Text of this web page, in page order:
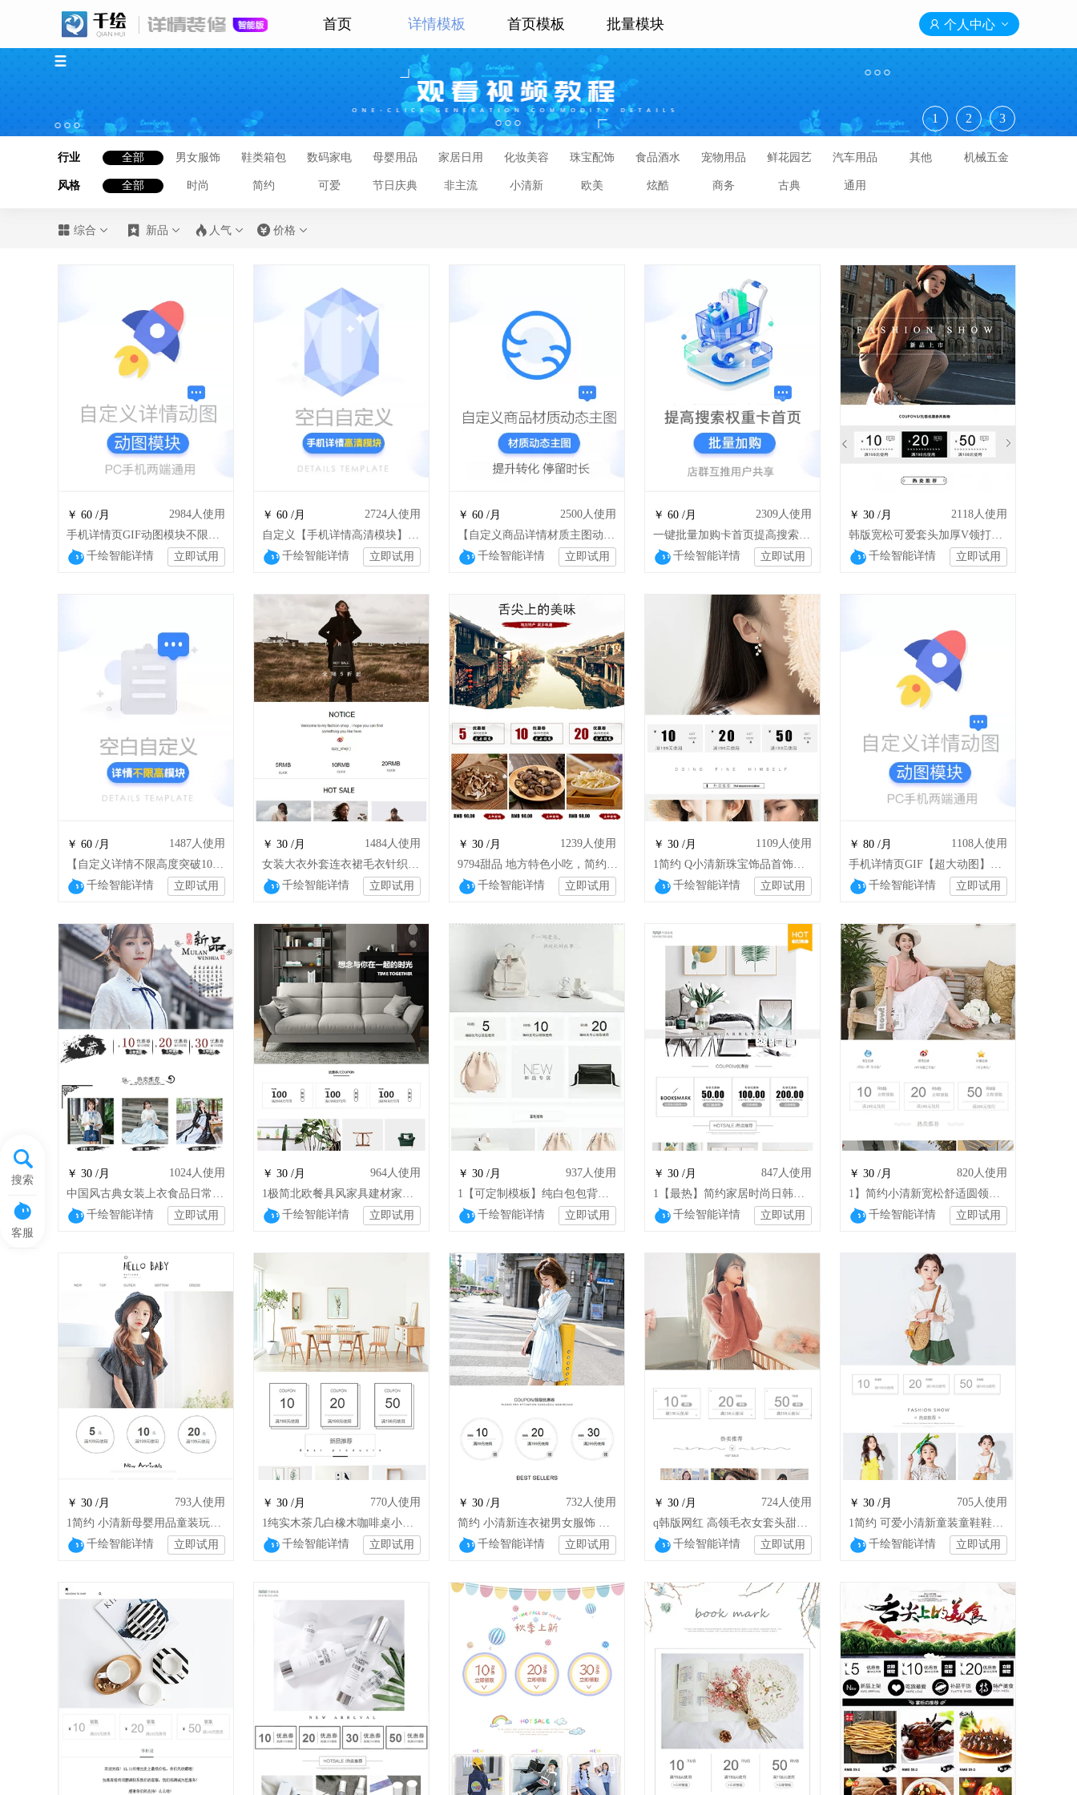
首页 详情模板 首页模板 批量模块  个人中心 
1 2 3
搜索
客服
行业 全部 男女服饰 鞋类箱包 数码家电 母婴用品 家居日用 化妆美容 珠宝配饰 食品酒水 宠物用品 鲜花园艺 汽车用品 其他 机械五金
风格 全部 时尚 简约 可爱 节日庆典 非主流 小清新 欧美 炫酷 商务 古典 通用
 综合   新品   人气   价格 
￥ 60 /月 2984人使用
手机详情页GIF动图模块不限高度数量兼容安卓苹果
千绘智能详情
立即试用
￥ 60 /月 2724人使用
自定义【手机详情高清模块】详情高清显示不压缩
千绘智能详情
立即试用
￥ 60 /月 2500人使用
【自定义商品详情材质主图动图】手机端
千绘智能详情
立即试用
￥ 60 /月 2309人使用
一键批量加购卡首页提高搜索权重一次加购10个商品
千绘智能详情
立即试用
￥ 30 /月 2118人使用
韩版宽松可爱套头加厚V领打底毛衣女男
千绘智能详情
立即试用
￥ 60 /月 1487人使用
【自定义详情不限高度突破10w】一键导入详情
千绘智能详情
立即试用
￥ 30 /月 1484人使用
女装大衣外套连衣裙毛衣针织毛呢男装欧美网红女裤T恤
千绘智能详情
立即试用
￥ 30 /月 1239人使用
9794甜品 地方特色小吃，简约古典
千绘智能详情
立即试用
￥ 30 /月 1109人使用
1简约 Q小清新珠宝饰品首饰化妆品耳环项
千绘智能详情
立即试用
￥ 80 /月 1108人使用
手机详情页GIF【超大动图】模块不限高度数量安卓苹果稳定显示
千绘智能详情
立即试用
￥ 30 /月 1024人使用
中国风古典女装上衣食品日常汉服通用
千绘智能详情
立即试用
￥ 30 /月 964人使用
1极简北欧餐具风家具建材家居灯具壁挂五金
千绘智能详情
立即试用
￥ 30 /月 937人使用
1【可定制模板】纯白包包背包男包女
千绘智能详情
立即试用
￥ 30 /月 847人使用
1【最热】简约家居时尚日韩沙发布艺挂画墙
千绘智能详情
立即试用
￥ 30 /月 820人使用
1】简约小清新宽松舒适圆领下摆系带休闲上衣Q
千绘智能详情
立即试用
￥ 30 /月 793人使用
1简约 小清新母婴用品童装玩具袜子鞋包
千绘智能详情
立即试用
￥ 30 /月 770人使用
1纯实木茶几白橡木咖啡桌小户型茶桌简约北
千绘智能详情
立即试用
￥ 30 /月 732人使用
简约 小清新连衣裙男女服饰 鞋类箱包通用模版（HM）
千绘智能详情
立即试用
￥ 30 /月 724人使用
q韩版网红 高领毛衣女套头甜美小清
千绘智能详情
立即试用
￥ 30 /月 705人使用
1简约 可爱小清新童装童鞋鞋类箱包通用模
千绘智能详情
立即试用